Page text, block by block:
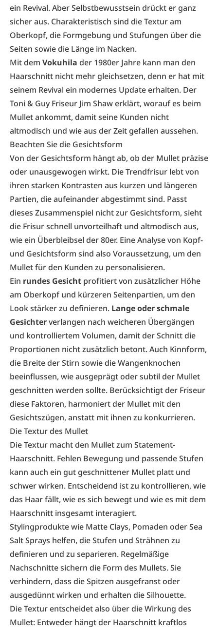
ein Revival. Aber Selbstbewusstsein drückt er ganz
sicher aus. Charakteristisch sind die Textur am
Oberkopf, die Formgebung und Stufungen über die
Seiten sowie die Länge im Nacken.
Mit dem Vokuhila der 1980er Jahre kann man den
Haarschnitt nicht mehr gleichsetzen, denn er hat mit
seinem Revival ein modernes Update erhalten. Der
Toni & Guy Friseur Jim Shawerklärt, worauf es beim
Mullet ankommt, damit seine Kunden nicht
altmodisch und wie aus der Zeit gefallen aussehen.
Beachten Sie die Gesichtsform
Von der Gesichtsform hängt ab, ob der Mullet präzise
oder unausgewogen wirkt. Die Trendfrisur lebt von
ihren starken Kontrasten aus kurzen und längeren
Partien, die aufeinander abgestimmt sind. Passt
dieses Zusammenspiel nicht zur Gesichtsform, sieht
die Frisur schnell unvorteilhaft und altmodisch aus,
wie ein Überbleibsel der 80er. Eine Analyse von Kopf-
und Gesichtsform sind also Voraussetzung, um den
Mullet für den Kunden zu personalisieren.
Ein rundes Gesicht profitiert von zusätzlicher Höhe
am Oberkopf und kürzeren Seitenpartien, um den
Look stärker zu definieren. Lange oder schmale
Gesichterverlangen nach weicheren Übergängen
und kontrolliertem Volumen, damit der Schnitt die
Proportionen nicht zusätzlich betont. Auch Kinnform,
die Breite der Stirn sowie die Wangenknochen
beeinflussen, wie ausgeprägt oder subtil der Mullet
geschnitten werden sollte. Berücksichtigt der Friseur
diese Faktoren, harmoniert der Mullet mit den
Gesichtszügen, anstatt mit ihnen zu konkurrieren.
Die Textur des Mullet
Die Textur macht den Mullet zum Statement-
Haarschnitt. Fehlen Bewegung und passende Stufen
kann auch ein gut geschnittener Mullet platt und
schwer wirken. Entscheidend ist zu kontrollieren, wie
das Haar fällt, wie es sich bewegt und wie es mit dem
Haarschnitt insgesamt interagiert.
Stylingprodukte wie Matte Clays, Pomaden oder Sea
Salt Sprays helfen, die Stufen und Strähnen zu
definieren und zu separieren. Regelmäßige
Nachschnitte sichern die Form des Mullets. Sie
verhindern, dass die Spitzen ausgefranst oder
ausgedünnt wirken und erhalten die Silhouette.
Die Textur entscheidet also über die Wirkung des
Mullet: Entweder hängt der Haarschnitt kraftlos